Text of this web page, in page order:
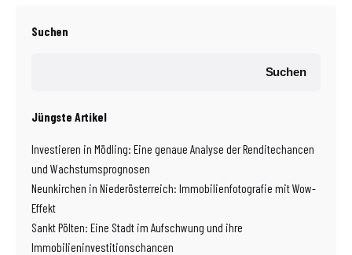
Suchen
Suchen
Jüngste Artikel
Investieren in Mödling: Eine genaue Analyse der Renditechancen
und Wachstumsprognosen
Neunkirchen in Niederösterreich: Immobilienfotografie mit Wow-
Effekt
Sankt Pölten: Eine Stadt im Aufschwung und ihre
Immobilieninvestitionschancen